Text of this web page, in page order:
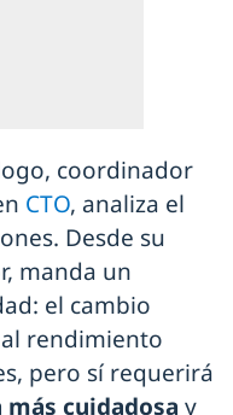
coordinador
CTO, analiza el
Desde su
manda un
el cambio
rendimiento
pero sí requerirá
cuidadosa y